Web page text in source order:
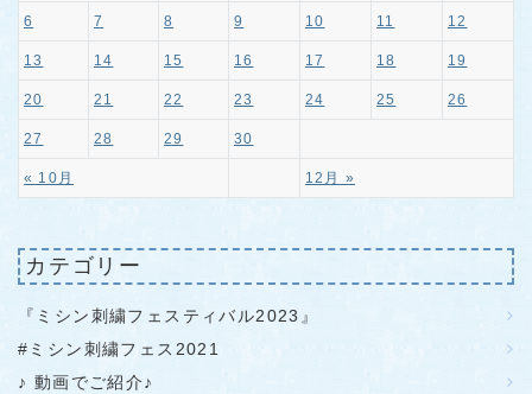
« 10月 12月 »
6 7 8 9 10 11 12
13 14 15 16 17 18 19
20 21 22 23 24 25 26
27 28 29 30
カテゴリー
『ミシン刺繍フェスティバル2023』
#ミシン刺繍フェス2021
♪ 動画でご紹介♪